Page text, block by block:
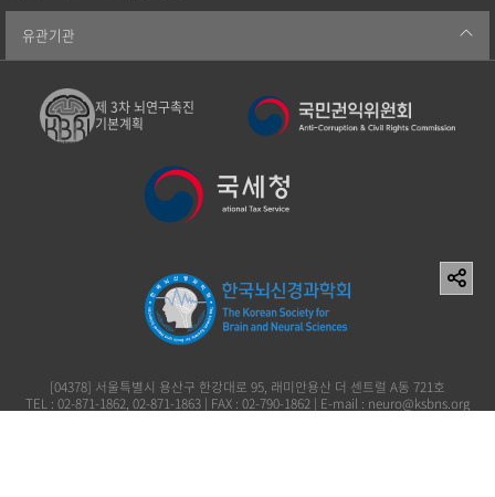
유관기관
제 3차 뇌연구촉진
기본계획
[04378] 서울특별시 용산구 한강대로 95, 래미안용산 더 센트럴 A동 721호
TEL : 02-871-1862, 02-871-1863 | FAX : 02-790-1862 | E-mail : neuro@ksbns.org